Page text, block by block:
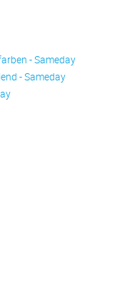
- Sameday
- Sameday